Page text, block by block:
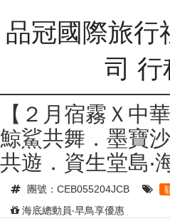
品冠國際旅行
司 行
【２月宿霧Ｘ中
鯨鯊共舞．墨寶
共遊．資生堂島‧
團號：CEB055204JCB
海底總動員‧早鳥享優惠